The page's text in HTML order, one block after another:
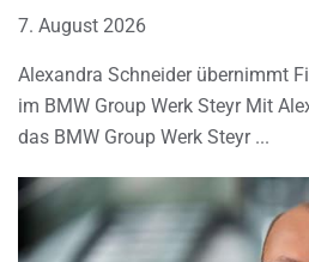
7. August 2026
Alexandra Schneider übernimmt
im BMW Group Werk Steyr Mit
das BMW Group Werk Steyr